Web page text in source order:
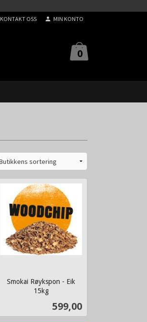
KONTAKT OSS MIN KONTO
0
Smokai Røykspon - Eik
15kg
Pris
599,00